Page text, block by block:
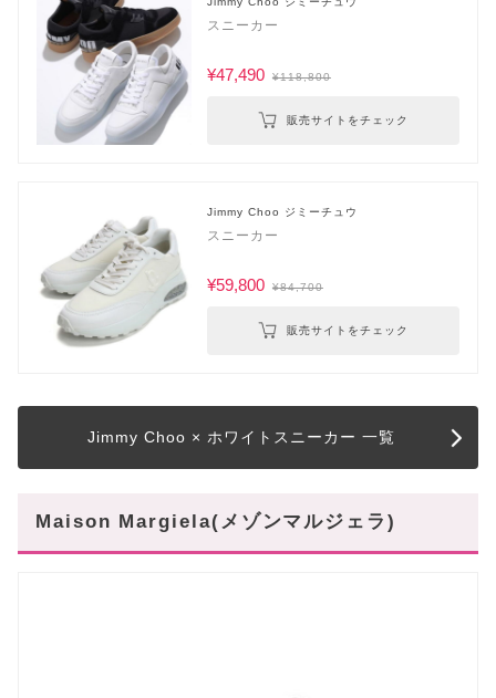
スニーカー
¥47,490 ¥118,800
販売サイトをチェック
Jimmy Choo ジミーチュウ
スニーカー
¥59,800 ¥84,700
販売サイトをチェック
Jimmy Choo × ホワイトスニーカー 一覧
Maison Margiela(メゾンマルジェラ)